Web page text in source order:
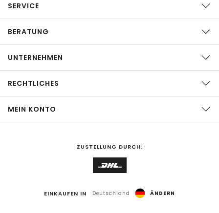
SERVICE
BERATUNG
UNTERNEHMEN
RECHTLICHES
MEIN KONTO
ZUSTELLUNG DURCH:
EINKAUFEN IN Deutschland ÄNDERN